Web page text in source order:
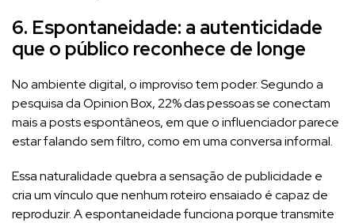
6. Espontaneidade: a autenticidade
que o público reconhece de longe
No ambiente digital, o improviso tem poder. Segundo a
pesquisa da Opinion Box, 22% das pessoas se conectam
mais a posts espontâneos, em que o influenciador parece
estar falando sem filtro, como em uma conversa informal.
Essa naturalidade quebra a sensação de publicidade e
cria um vínculo que nenhum roteiro ensaiado é capaz de
reproduzir. A espontaneidade funciona porque transmite